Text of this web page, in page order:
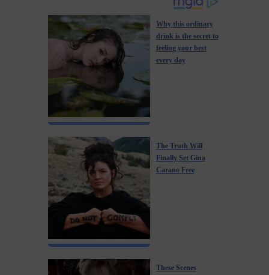
Why this ordinary
drink is the secret to
feeling your best
every day
The Truth Will
Finally Set Gina
Carano Free
These Scenes